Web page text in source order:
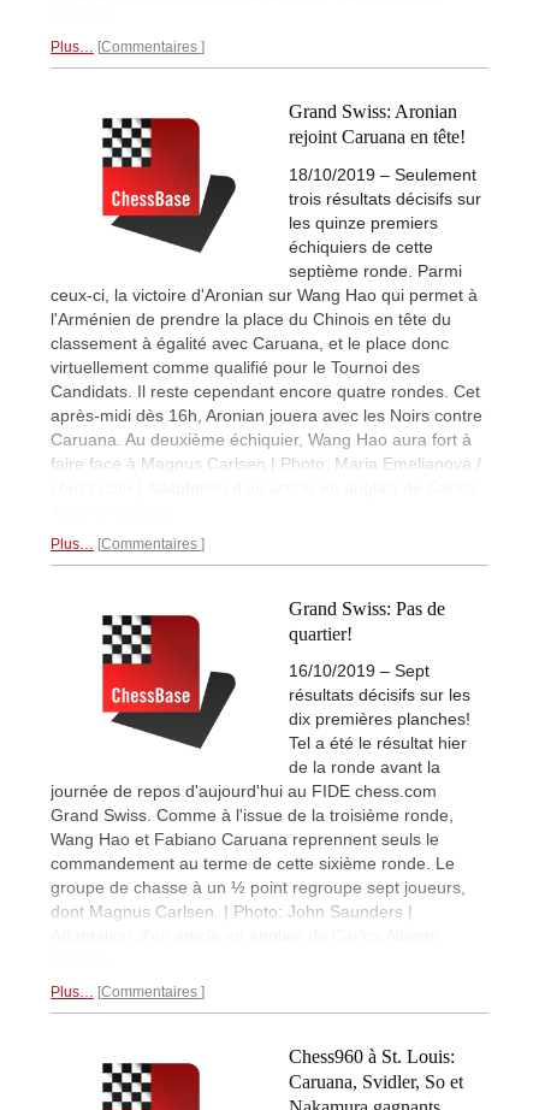
Plus… Commentaires
Grand Swiss: Aronian
rejoint Caruana en tête!
18/10/2019 – Seulement
trois résultats décisifs sur
les quinze premiers
échiquiers de cette
septième ronde. Parmi
ceux-ci, la victoire d'Aronian sur Wang Hao qui permet à
l'Arménien de prendre la place du Chinois en tête du
classement à égalité avec Caruana, et le place donc
virtuellement comme qualifié pour le Tournoi des
Candidats. Il reste cependant encore quatre rondes. Cet
après-midi dès 16h, Aronian jouera avec les Noirs contre
Caruana. Au deuxième échiquier, Wang Hao aura fort à
faire face à Magnus Carlsen | Photo: Maria Emelianova /
Plus… Commentaires
Grand Swiss: Pas de
quartier!
16/10/2019 – Sept
résultats décisifs sur les
dix premières planches!
Tel a été le résultat hier
de la ronde avant la
journée de repos d'aujourd'hui au FIDE chess.com
Grand Swiss. Comme à l'issue de la troisième ronde,
Wang Hao et Fabiano Caruana reprennent seuls le
commandement au terme de cette sixième ronde. Le
groupe de chasse à un ½ point regroupe sept joueurs,
dont Magnus Carlsen. | Photo: John Saunders |
Plus… Commentaires
Chess960 à St. Louis:
Caruana, Svidler, So et